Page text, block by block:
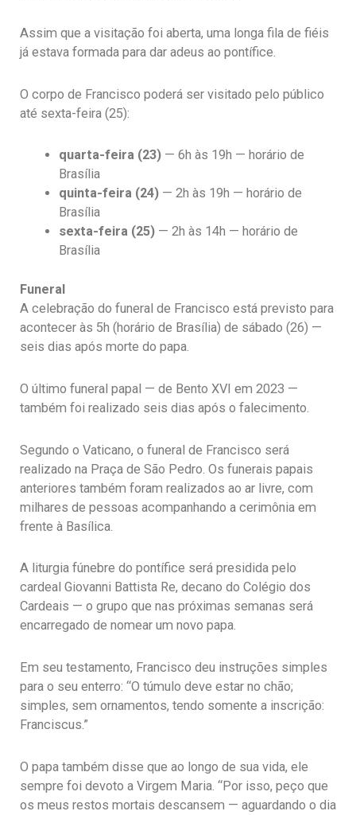
Assim que a visitação foi aberta, uma longa fila de fiéis
já estava formada para dar adeus ao pontífice.
O corpo de Francisco poderá ser visitado pelo público
até sexta-feira (25):
quarta-feira (23) — 6h às 19h — horário de
Brasília
quinta-feira (24) — 2h às 19h — horário de
Brasília
sexta-feira (25) — 2h às 14h — horário de
Brasília
Funeral
A celebração do funeral de Francisco está previsto para
acontecer às 5h (horário de Brasília) de sábado (26) —
seis dias após morte do papa.
O último funeral papal — de Bento XVI em 2023 —
também foi realizado seis dias após o falecimento.
Segundo o Vaticano, o funeral de Francisco será
realizado na Praça de São Pedro. Os funerais papais
anteriores também foram realizados ao ar livre, com
milhares de pessoas acompanhando a cerimônia em
frente à Basílica.
A liturgia fúnebre do pontífice será presidida pelo
cardeal Giovanni Battista Re, decano do Colégio dos
Cardeais — o grupo que nas próximas semanas será
encarregado de nomear um novo papa.
Em seu testamento, Francisco deu instruções simples
para o seu enterro: “O túmulo deve estar no chão;
simples, sem ornamentos, tendo somente a inscrição:
Franciscus.”
O papa também disse que ao longo de sua vida, ele
sempre foi devoto a Virgem Maria. “Por isso, peço que
os meus restos mortais descansem — aguardando o dia